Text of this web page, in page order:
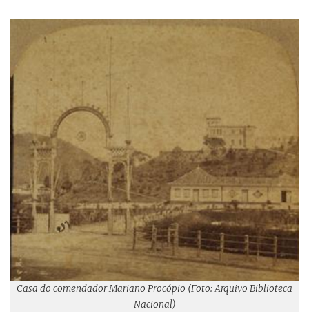
Casa do comendador Mariano Procópio (Foto: Arquivo Biblioteca
Nacional)